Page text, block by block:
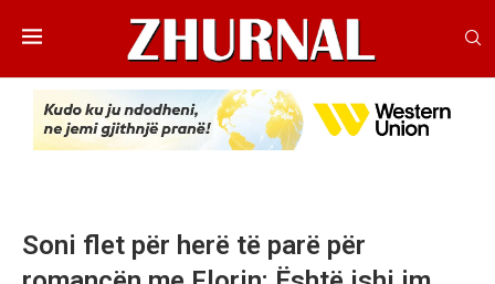
Soni flet për herë të parë për